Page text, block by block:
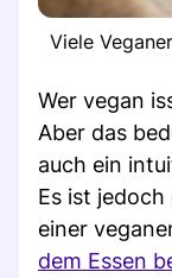
Viele
Wer vegan
Aber das
auch ein
Es ist
einer
dem Essen